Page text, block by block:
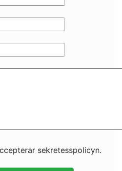
sekretesspolicyn.